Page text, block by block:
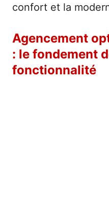
confort et la
Agencement
: le fondement
fonctionnalité